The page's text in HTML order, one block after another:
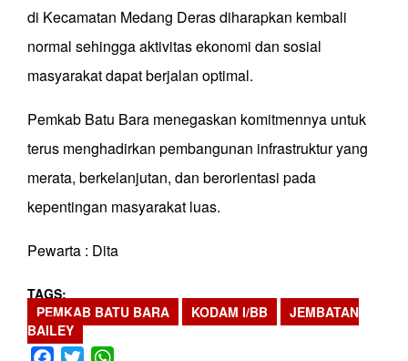
di Kecamatan Medang Deras diharapkan kembali
normal sehingga aktivitas ekonomi dan sosial
masyarakat dapat berjalan optimal.
Pemkab Batu Bara menegaskan komitmennya untuk
terus menghadirkan pembangunan infrastruktur yang
merata, berkelanjutan, dan berorientasi pada
kepentingan masyarakat luas.
Pewarta : Dita
TAGS
PEMKAB BATU BARA
KODAM I/BB
JEMBATAN
BAILEY
Facebook
Twitter